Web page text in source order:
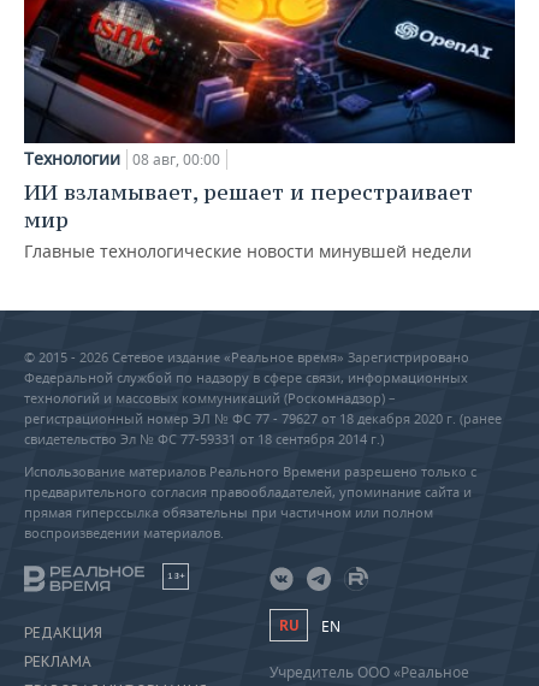
Технологии 08 авг, 00:00
ИИ взламывает, решает и перестраивает
мир
Главные технологические новости минувшей недели
© 2015 - 2026 Сетевое издание «Реальное время» Зарегистрировано
Федеральной службой по надзору в сфере связи, информационных
технологий и массовых коммуникаций (Роскомнадзор) –
регистрационный номер ЭЛ № ФС 77 - 79627 от 18 декабря 2020 г. (ранее
свидетельство Эл № ФС 77-59331 от 18 сентября 2014 г.)
Использование материалов Реального Времени разрешено только с
предварительного согласия правообладателей, упоминание сайта и
прямая гиперссылка обязательны при частичном или полном
воспроизведении материалов.
18+
РЕДАКЦИЯ
РЕКЛАМА
RU EN
Учредитель ООО «Реальное